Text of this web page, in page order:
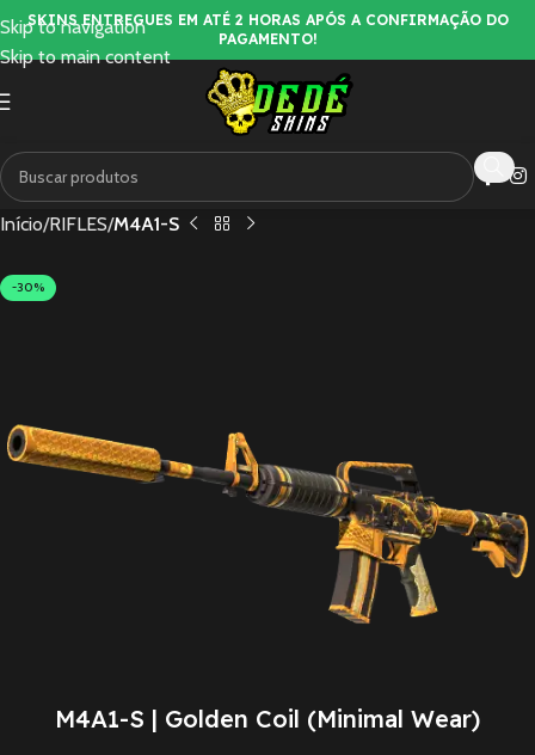
Skip to navigation
Skip to main content
SKINS ENTREGUES EM ATÉ 2 HORAS APÓS A CONFIRMAÇÃO DO
PAGAMENTO!
Início RIFLES M4A1-S
-30%
M4A1-S | Golden Coil (Minimal Wear)